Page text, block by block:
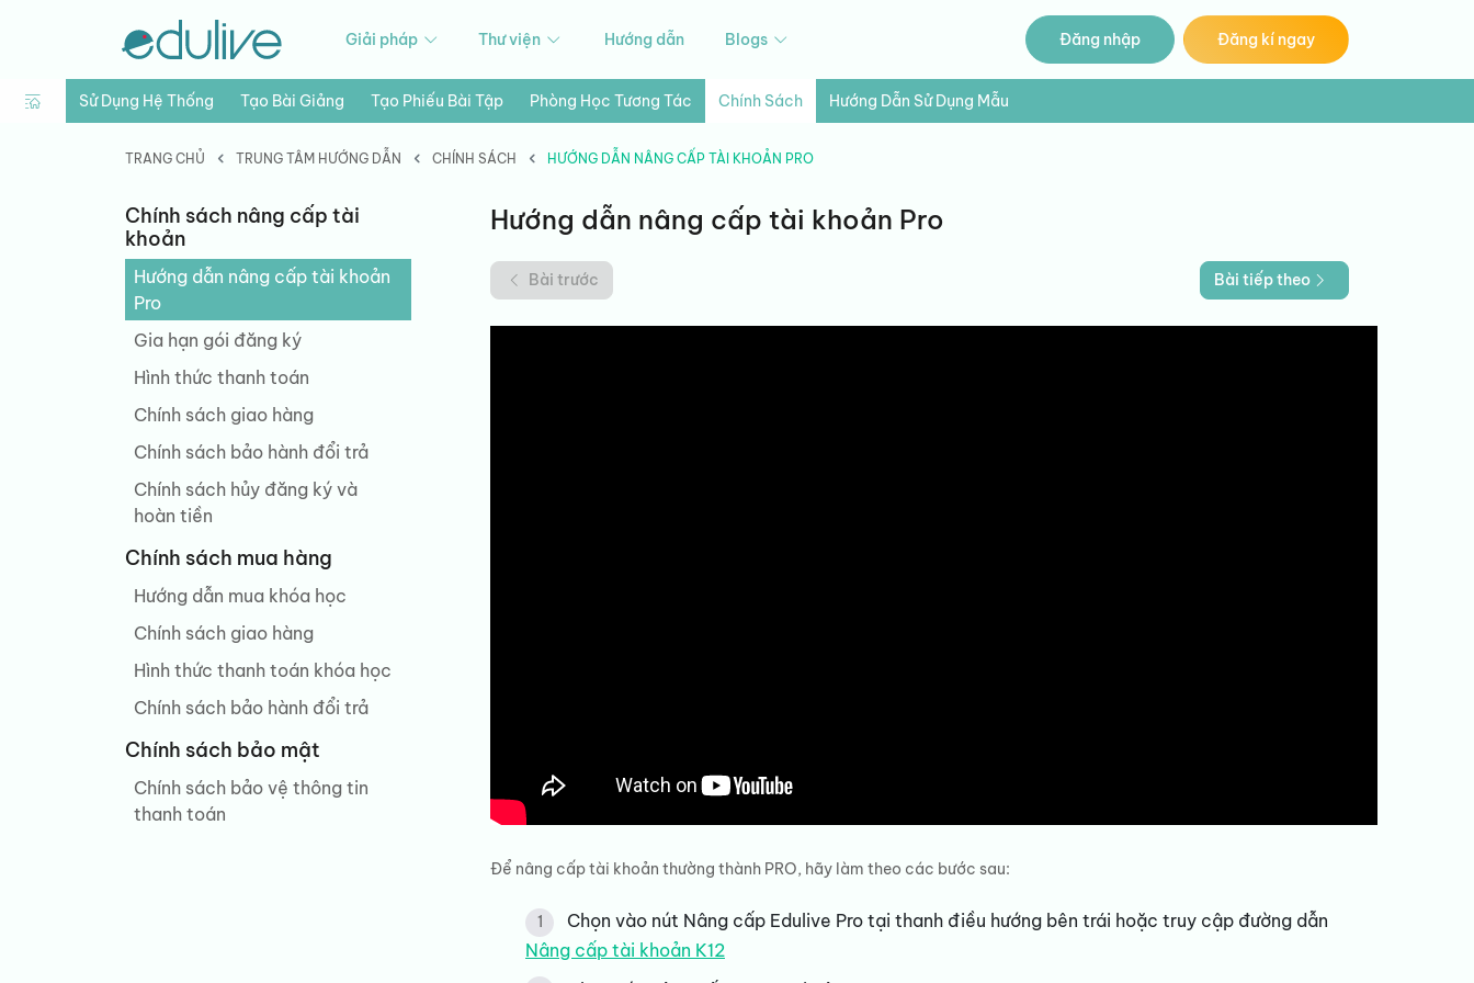
Giải pháp Thư viện Hướng dẫn Blogs Đăng nhập Đăng kí ngay
Sử Dụng Hệ Thống Tạo Bài Giảng Tạo Phiếu Bài Tập Phòng Học Tương Tác Chính Sách Hướng Dẫn Sử Dụng Mẫu
TRANG CHỦ TRUNG TÂM HƯỚNG DẪN CHÍNH SÁCH HƯỚNG DẪN NÂNG CẤP TÀI KHOẢN PRO
Chính sách nâng cấp tài
khoản
Hướng dẫn nâng cấp tài khoản
Pro
Gia hạn gói đăng ký
Hình thức thanh toán
Chính sách giao hàng
Chính sách bảo hành đổi trả
Chính sách hủy đăng ký và
hoàn tiền
Chính sách mua hàng
Hướng dẫn mua khóa học
Chính sách giao hàng
Hình thức thanh toán khóa học
Chính sách bảo hành đổi trả
Chính sách bảo mật
Chính sách bảo vệ thông tin
thanh toán
Hướng dẫn nâng cấp tài khoản Pro
Bài trước Bài tiếp theo
Để nâng cấp tài khoản thường thành PRO, hãy làm theo các bước sau:
Chọn vào nút Nâng cấp Edulive Pro tại thanh điều hướng bên trái hoặc truy cập đường dẫn
Nâng cấp tài khoản K12